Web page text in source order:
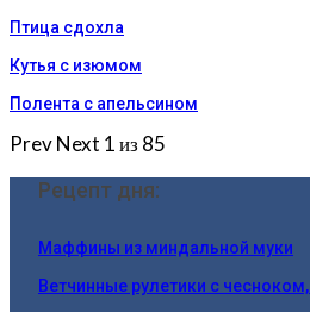
Птица сдохла
Кутья с изюмом
Полента с апельсином
PrevNext 1 из 85
Рецепт дня:
Маффины из миндальной муки
Ветчинные рулетики с